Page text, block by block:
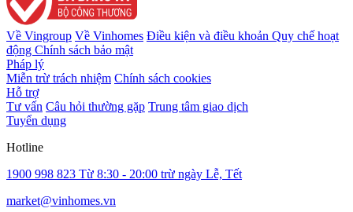
Về Vingroup Về Vinhomes Điều kiện và điều khoản Quy chế hoạt
động Chính sách bảo mật
Pháp lý
Miễn trừ trách nhiệm Chính sách cookies
Hỗ trợ
Tư vấn Câu hỏi thường gặp Trung tâm giao dịch
Tuyển dụng
Hotline
1900 998 823 Từ 8:30 - 20:00 trừ ngày Lễ, Tết
market@vinhomes.vn